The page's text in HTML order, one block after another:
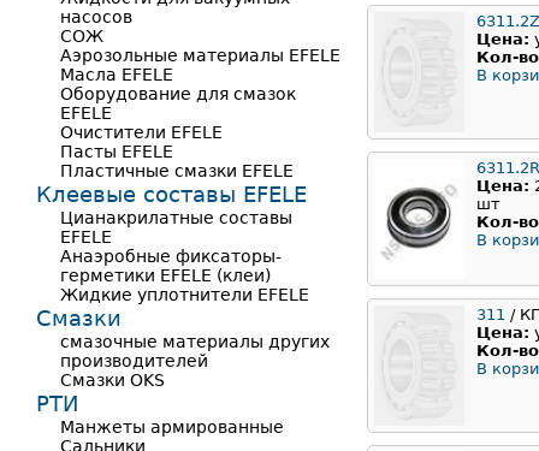
Цена:
Кол-
В
Цена:
шт
Кол-
В
311 /
Цена:
Кол-
В
насосов
СОЖ
Аэрозольные материалы EFELE
Масла EFELE
Оборудование для смазок
EFELE
Очистители EFELE
Пасты EFELE
Пластичные смазки EFELE
Клеевые составы EFELE
Цианакрилатные составы
EFELE
Анаэробные фиксаторы-
герметики EFELE (клеи)
Жидкие уплотнители EFELE
Смазки
смазочные материалы других
производителей
Смазки OKS
РТИ
Манжеты армированные
Сальники